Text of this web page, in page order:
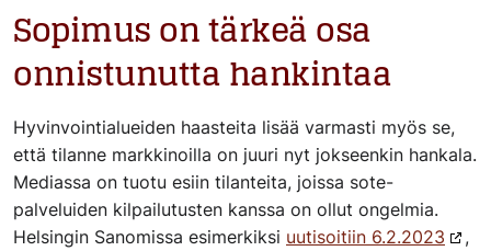
Sopimus on tärkeä osa
onnistunutta hankintaa
Hyvinvointialueiden haasteita lisää varmasti myös se,
että tilanne markkinoilla on juuri nyt jokseenkin hankala.
Mediassa on tuotu esiin tilanteita, joissa sote-
palveluiden kilpailutusten kanssa on ollut ongelmia.
Helsingin Sanomissa esimerkiksi uutisoitiin 6.2.2023
,